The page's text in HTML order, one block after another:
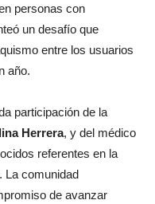
personas con
un desafío que
entre los usuarios
año.
participación de la
Herrera, y del médico
referentes en la
La comunidad
de avanzar